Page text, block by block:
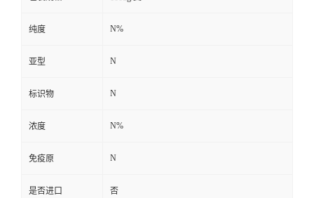
纯度 N%
亚型 N
标识物 N
浓度 N%
免疫原 N
是否进口 否